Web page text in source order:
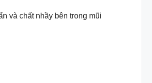
và chất nhầy bên trong mũi